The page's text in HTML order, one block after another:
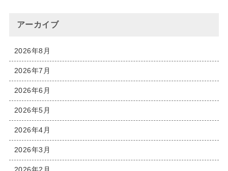
アーカイブ
2026年8月
2026年7月
2026年6月
2026年5月
2026年4月
2026年3月